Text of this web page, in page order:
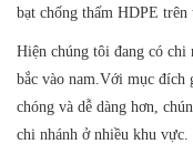
bạt chống thấm HDPE trên
Hiện chúng tôi đang có chi
bắc vào nam.Với mục đích
chóng và dễ dàng hơn,
chi nhánh ở nhiều khu